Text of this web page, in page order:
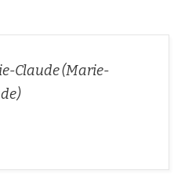
Claude (Marie-